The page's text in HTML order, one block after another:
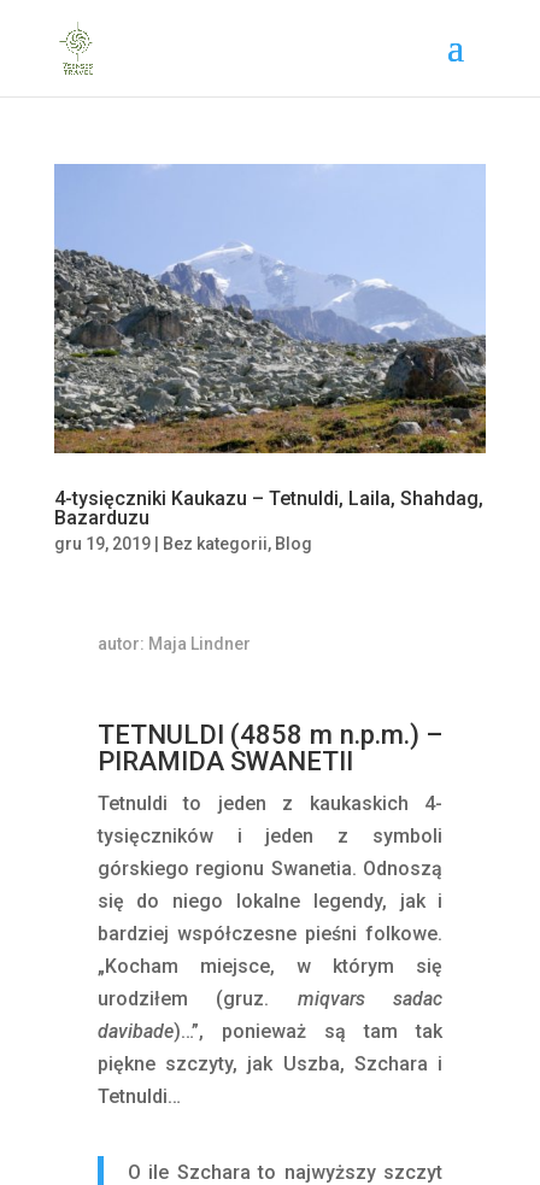
4-tysięczniki Kaukazu – Tetnuldi, Laila, Shahdag,
Bazarduzu
gru 19, 2019| Bez kategorii, Blog
autor: Maja Lindner
TETNULDI (4858 m n.p.m.) –
PIRAMIDA SWANETII
Tetnuldi to jeden z kaukaskich 4-
tysięczników i jeden z symboli
górskiego regionu Swanetia. Odnoszą
się do niego lokalne legendy, jak i
bardziej współczesne pieśni folkowe.
„Kocham miejsce, w którym się
urodziłem (gruz. miqvars sadac
davibade)…”, ponieważ są tam tak
piękne szczyty, jak Uszba, Szchara i
Tetnuldi…
O ile Szchara to najwyższy szczyt